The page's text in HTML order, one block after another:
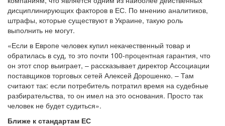
дисциплинирующих факторов в ЕС. По мнению аналитиков,
штрафы, которые существуют в Украине, такую ​​роль
выполнить не могут.
«Если в Европе человек купил некачественный товар и
обратилась в суд, то это почти 100-процентная гарантия, что
он этот спор выиграет, – рассказывает директор Ассоциации
поставщиков торговых сетей Алексей Дорошенко. – Там
считают так: если потребитель потратил время на судебные
разбирательства, то он имел на это основания. Просто так
человек не будет судиться».
Ближе к стандартам ЕС